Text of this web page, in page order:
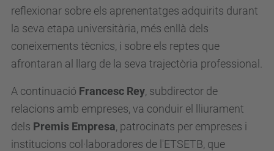
reflexionar sobre els aprenentatges adquirits durant
la seva etapa universitària, més enllà dels
coneixements tècnics, i sobre els reptes que
afrontaran al llarg de la seva trajectòria professional.
A continuació Francesc Rey, subdirector de
relacions amb empreses, va conduir el lliurament
dels Premis Empresa, patrocinats per empreses i
institucions col·laboradores de l'ETSETB, que